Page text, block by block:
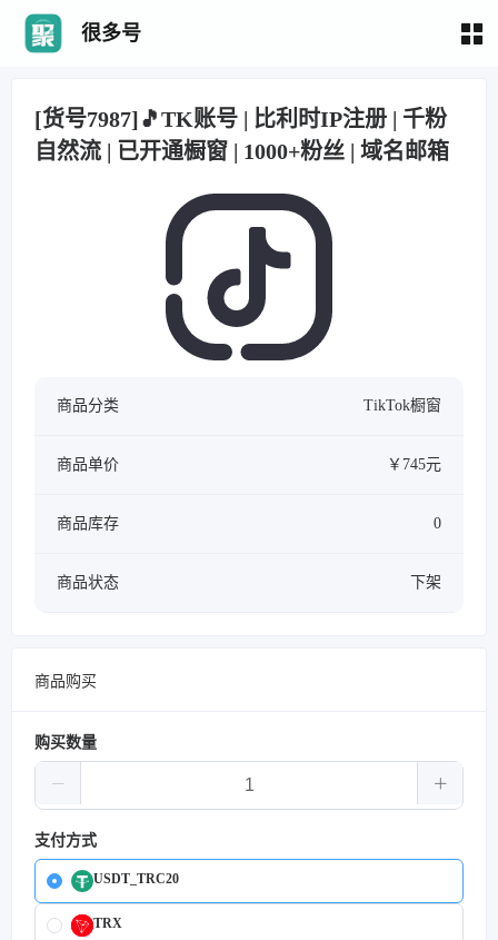
很多号
[货号7987]🎵TK账号 | 比利时IP注册 | 千粉
自然流 | 已开通橱窗 | 1000+粉丝 | 域名邮箱
商品分类 TikTok橱窗
商品单价 ￥745元
商品库存 0
商品状态 下架
商品购买
购买数量
支付方式
USDT_TRC20
TRX